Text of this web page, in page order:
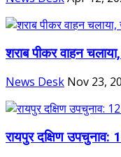
शराब पीकर वाहन चलाया,
News Desk Nov 23,
रायपुर दक्षिण